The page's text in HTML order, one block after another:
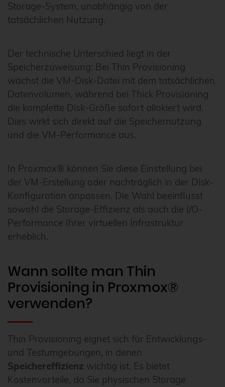
Storage-System, unabhängig von der
tatsächlichen Nutzung.
Der technische Unterschied liegt in der
Speicherzuweisung: Bei Thin Provisioning
wächst die VM-Disk-Datei mit dem tatsächlichen
Datenvolumen, während bei Thick Provisioning
die komplette Disk-Größe sofort allokiert wird.
Dies wirkt sich direkt auf die Speichernutzung
und die VM-Performance aus.
In Proxmox® können Sie diese Einstellung bei
der VM-Erstellung oder nachträglich in der Disk-
Konfiguration anpassen. Die Wahl beeinflusst
sowohl die Storage-Effizienz als auch die I/O-
Performance Ihrer virtuellen Infrastruktur
erheblich.
Wann sollte man Thin
Provisioning in Proxmox®
verwenden?
Thin Provisioning eignet sich für Entwicklungs-
und Testumgebungen, in denen
Speichereffizienz wichtig ist. Es bietet
Kostenvorteile, da Sie physischen Storage